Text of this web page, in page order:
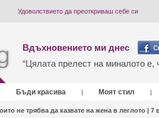
Удоволствието да преоткриваш себе си
Вдъхновението ми днес
“Цялата прелест на миналото е,
Бъди красива | Моят стил |
не трябва да казвате на жена в леглото | 7